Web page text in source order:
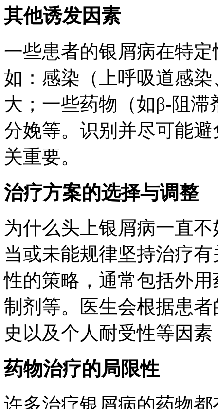
其他诱发因素
一些患者的银屑病在特
如：感染（上呼吸道感
大；一些药物（如β-阻
分娩等。识别并尽可能
关重要。
治疗方案的选择与调整
为什么头上银屑病一直
当或未能规律坚持治疗
性的策略，通常包括外
制剂等。医生会根据患
史以及个人耐受性等因
药物治疗的局限性
许多治疗银屑病的药物